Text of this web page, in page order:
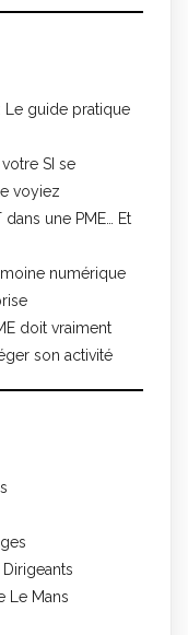
Le guide pratique
SI se
voyiez
une PME… Et
numérique
doit vraiment
son activité
Le Mans